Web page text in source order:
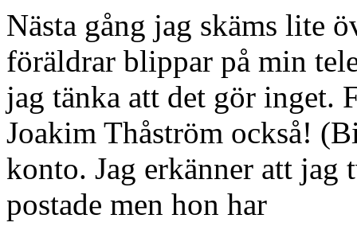
Nästa gång jag skäms lite
föräldrar blippar på min
jag tänka att det gör inget.
Joakim Thåström också!
konto. Jag erkänner att jag
postade men hon har